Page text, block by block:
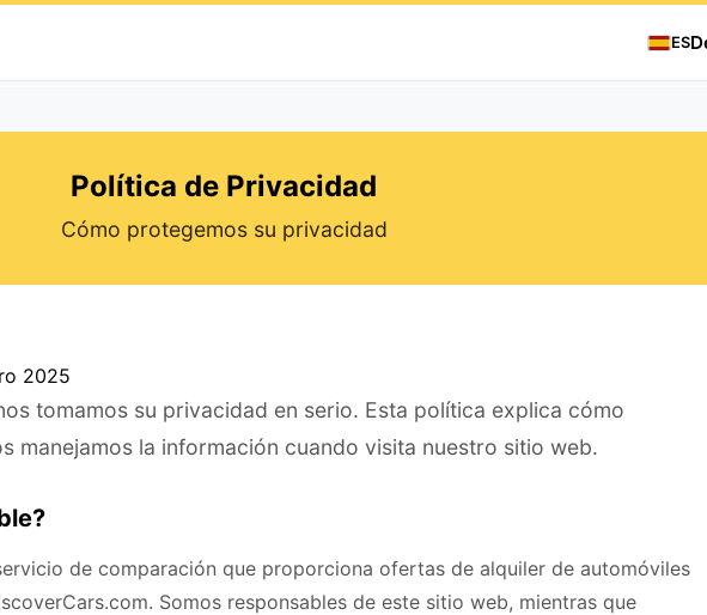
ES
Política de Privacidad
Cómo protegemos su privacidad
2025
tomamos su privacidad en serio. Esta política explica cómo
manejamos la información cuando visita nuestro sitio web.
de comparación que proporciona ofertas de alquiler de automóviles
Somos responsables de este sitio web, mientras que